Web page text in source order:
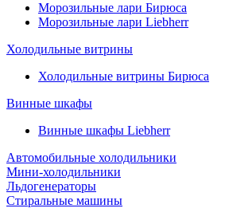
Морозильные лари Бирюса
Морозильные лари Liebherr
Холодильные витрины
Холодильные витрины Бирюса
Винные шкафы
Винные шкафы Liebherr
Автомобильные холодильники
Мини-холодильники
Льдогенераторы
Стиральные машины